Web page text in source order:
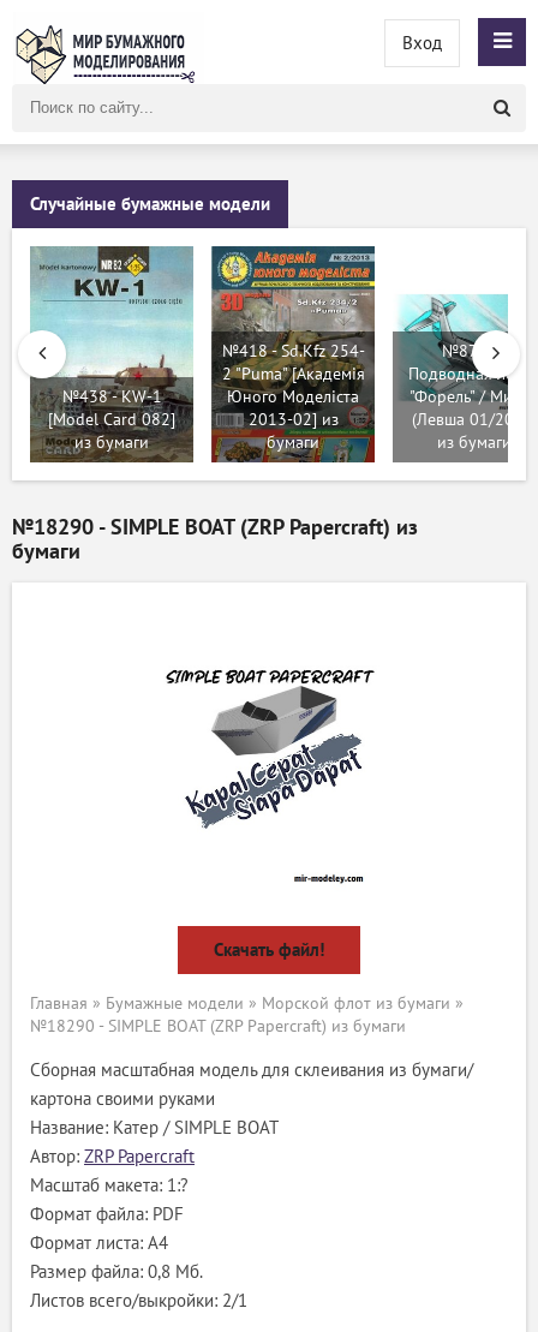
сайту
Вход
Случайные бумажные модели
№438 - KW-1
[Model Card 082]
из бумаги
№418 - Sd.Kfz 254-
2 "Puma" [Академія
Юного Моделіста
2013-02] из
бумаги
№8739 -
Подводная
"Форель" / МиГ-
(Левша 01/2020)
из бумаги
№18290 - SIMPLE BOAT (ZRP Papercraft) из
бумаги
Скачать файл!
Главная » Бумажные модели » Морской флот из бумаги »
№18290 - SIMPLE BOAT (ZRP Papercraft) из бумаги
Сборная масштабная модель для склеивания из бумаги/
картона своими руками
Название: Катер / SIMPLE BOAT
Автор: ZRP Papercraft
Масштаб макета: 1:?
Формат файла: PDF
Формат листа: А4
Размер файла: 0,8 Мб.
Листов всего/выкройки: 2/1